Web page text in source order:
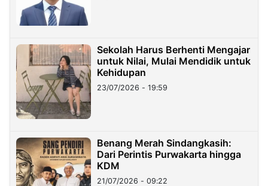
Sekolah Harus Berhenti Mengajar
untuk Nilai, Mulai Mendidik untuk
Kehidupan
23/07/2026 - 19:59
Benang Merah Sindangkasih:
Dari Perintis Purwakarta hingga
KDM
21/07/2026 - 09:22